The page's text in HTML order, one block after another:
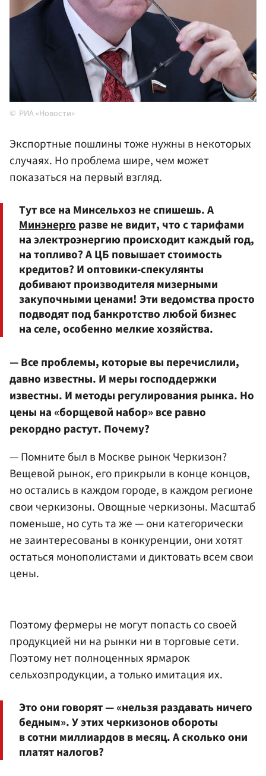
РИА «Новости»
Экспортные пошлины тоже нужны в некоторых
случаях. Но проблема шире, чем может
показаться на первый взгляд.
Тут все на Минсельхоз не спишешь. А
Минэнергоразве не видит, что с тарифами
на электроэнергию происходит каждый год,
на топливо? А ЦБ повышает стоимость
кредитов? И оптовики-спекулянты
добивают производителя мизерными
закупочными ценами! Эти ведомства просто
подводят под банкротство любой бизнес
на селе, особенно мелкие хозяйства.
— Все проблемы, которые вы перечислили,
давно известны. И меры господдержки
известны. И методы регулирования рынка. Но
цены на «борщевой набор» все равно
рекордно растут. Почему?
— Помните был в Москве рынок Черкизон?
Вещевой рынок, его прикрыли в конце концов,
но остались в каждом городе, в каждом регионе
свои черкизоны. Овощные черкизоны. Масштаб
поменьше, но суть та же — они категорически
не заинтересованы в конкуренции, они хотят
остаться монополистами и диктовать всем свои
цены.
Поэтому фермеры не могут попасть со своей
продукцией ни на рынки ни в торговые сети.
Поэтому нет полноценных ярмарок
сельхозпродукции, а только имитация их.
Это они говорят — «нельзя раздавать ничего
бедным». У этих черкизонов обороты
в сотни миллиардов в месяц. А сколько они
платят налогов?